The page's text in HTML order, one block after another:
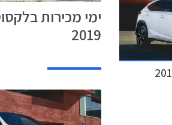
ימי מכירות
2019